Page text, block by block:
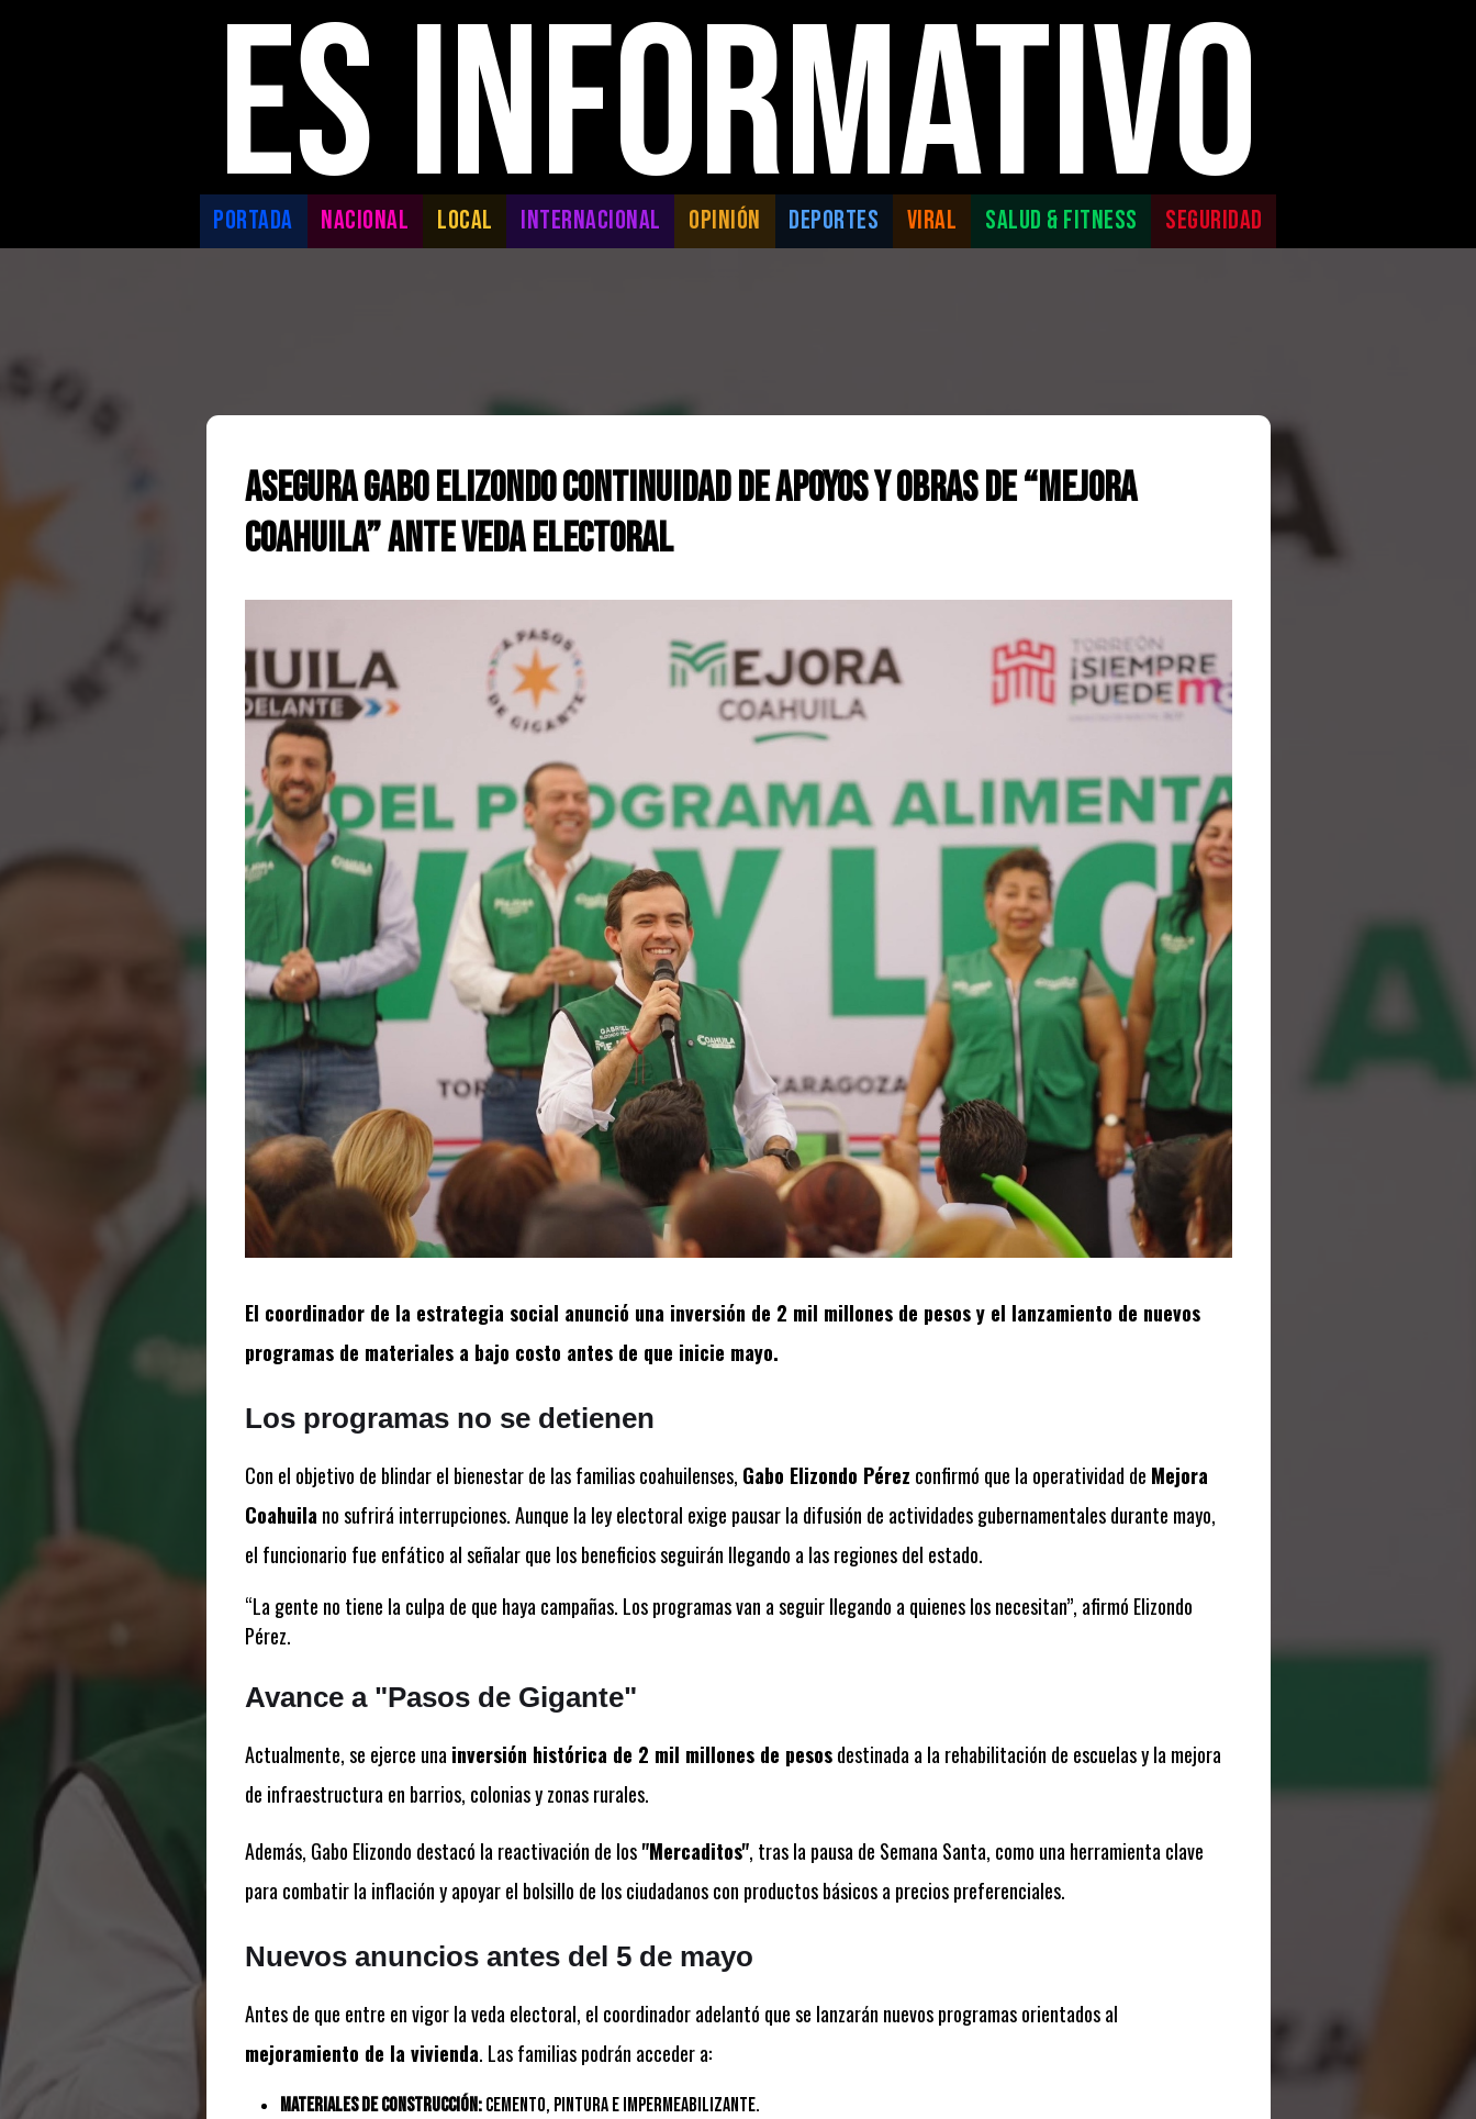
ES INFORMATIVO
PORTADA NACIONAL LOCAL INTERNACIONAL OPINIÓN DEPORTES VIRAL SALUD & FITNESS SEGURIDAD
Asegura Gabo Elizondo continuidad de apoyos y obras de “Mejora
Coahuila” ante veda electoral
El coordinador de la estrategia social anunció una inversión de 2 mil millones de pesos y el lanzamiento de nuevos
programas de materiales a bajo costo antes de que inicie mayo.
Los programas no se detienen
Con el objetivo de blindar el bienestar de las familias coahuilenses, Gabo Elizondo Pérez confirmó que la operatividad de Mejora
Coahuila no sufrirá interrupciones. Aunque la ley electoral exige pausar la difusión de actividades gubernamentales durante mayo,
el funcionario fue enfático al señalar que los beneficios seguirán llegando a las regiones del estado.
“La gente no tiene la culpa de que haya campañas. Los programas van a seguir llegando a quienes los necesitan”, afirmó Elizondo
Pérez.
Avance a "Pasos de Gigante"
Actualmente, se ejerce una inversión histórica de 2 mil millones de pesosdestinada a la rehabilitación de escuelas y la mejora
de infraestructura en barrios, colonias y zonas rurales.
Además, Gabo Elizondo destacó la reactivación de los"Mercaditos", tras la pausa de Semana Santa, como una herramienta clave
para combatir la inflación y apoyar el bolsillo de los ciudadanos con productos básicos a precios preferenciales.
Nuevos anuncios antes del 5 de mayo
Antes de que entre en vigor la veda electoral, el coordinador adelantó que se lanzarán nuevos programas orientados al
mejoramiento de la vivienda. Las familias podrán acceder a:
Materiales de construcción:Cemento, pintura e impermeabilizante.